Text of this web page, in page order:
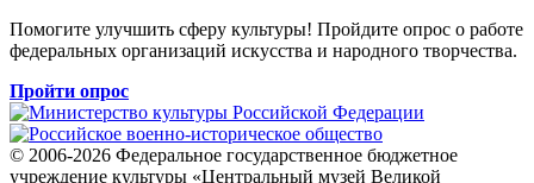
Помогите улучшить сферу культуры! Пройдите опрос о работе
федеральных организаций искусства и народного творчества.
Пройти опрос
© 2006-2026 Федеральное государственное бюджетное
учреждение культуры «Центральный музей Великой